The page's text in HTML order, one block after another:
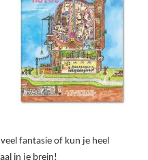
fantasie of kun je heel
in je brein!